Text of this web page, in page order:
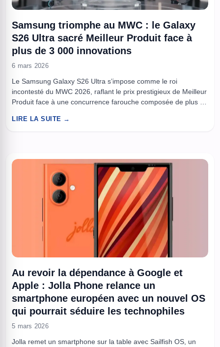
Samsung triomphe au MWC : le Galaxy
S26 Ultra sacré Meilleur Produit face à
plus de 3 000 innovations
6 mars 2026
Le Samsung Galaxy S26 Ultra s’impose comme le roi
incontesté du MWC 2026, raflant le prix prestigieux de Meilleur
Produit face à une concurrence farouche composée de plus de
World Congress 2026 à Barcelone, Samsung a une nouvelle
LIRE LA SUITE →
Au revoir la dépendance à Google et
Apple : Jolla Phone relance un
smartphone européen avec un nouvel OS
qui pourrait séduire les technophiles
5 mars 2026
Jolla remet un smartphone sur la table avec Sailfish OS, un